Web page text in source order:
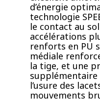
d’énergie
technologie
le contact au
accélérations
renforts en PU
médiale
la tige, et une
l’usure des
mouvements